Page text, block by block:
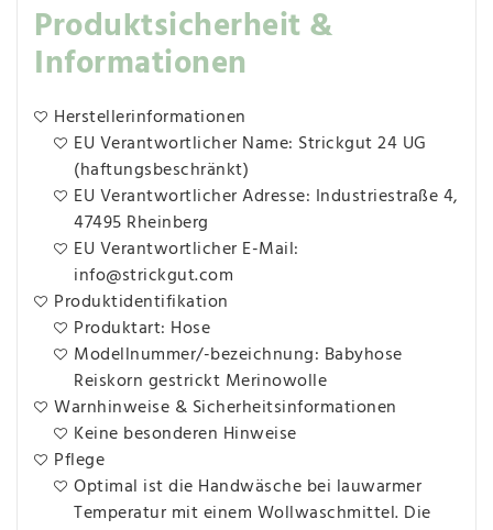
Produktsicherheit &
Informationen
Herstellerinformationen
EU Verantwortlicher Name: Strickgut 24 UG
(haftungsbeschränkt)
EU Verantwortlicher Adresse: Industriestraße 4,
47495 Rheinberg
EU Verantwortlicher E-Mail:
info@strickgut.com
Produktidentifikation
Produktart: Hose
Modellnummer/-bezeichnung: Babyhose
Reiskorn gestrickt Merinowolle
Warnhinweise & Sicherheitsinformationen
Keine besonderen Hinweise
Pflege
Optimal ist die Handwäsche bei lauwarmer
Temperatur mit einem Wollwaschmittel. Die